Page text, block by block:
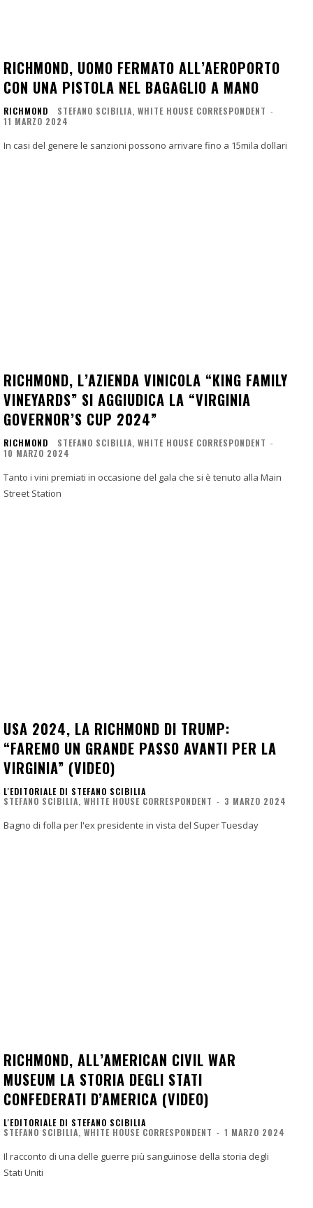
RICHMOND, UOMO FERMATO ALL’AEROPORTO
CON UNA PISTOLA NEL BAGAGLIO A MANO
RICHMOND STEFANO SCIBILIA, WHITE HOUSE CORRESPONDENT -
11 MARZO 2024
In casi del genere le sanzioni possono arrivare fino a 15mila dollari
RICHMOND, L’AZIENDA VINICOLA “KING FAMILY
VINEYARDS” SI AGGIUDICA LA “VIRGINIA
GOVERNOR’S CUP 2024”
RICHMOND STEFANO SCIBILIA, WHITE HOUSE CORRESPONDENT -
10 MARZO 2024
Tanto i vini premiati in occasione del gala che si è tenuto alla Main
Street Station
USA 2024, LA RICHMOND DI TRUMP:
“FAREMO UN GRANDE PASSO AVANTI PER LA
VIRGINIA” (VIDEO)
L'EDITORIALE DI STEFANO SCIBILIA
STEFANO SCIBILIA, WHITE HOUSE CORRESPONDENT - 3 MARZO 2024
Bagno di folla per l'ex presidente in vista del Super Tuesday
RICHMOND, ALL’AMERICAN CIVIL WAR
MUSEUM LA STORIA DEGLI STATI
CONFEDERATI D’AMERICA (VIDEO)
L'EDITORIALE DI STEFANO SCIBILIA
STEFANO SCIBILIA, WHITE HOUSE CORRESPONDENT - 1 MARZO 2024
Il racconto di una delle guerre più sanguinose della storia degli
Stati Uniti